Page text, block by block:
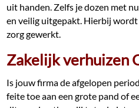
uit handen. Zelfs je dozen met
en veilig uitgepakt. Hierbij
zorg gewerkt.
Zakelijk verhuizen
Is jouw firma de afgelopen
feite toe aan een grote pand of